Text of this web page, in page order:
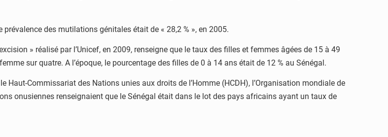
des mutilations génitales était de « 28,2 % », en 2005.
» réalisé par l’Unicef, en 2009, renseigne que le taux des filles et femmes âgées de 15 à 49
sur quatre. A l’époque, le pourcentage des filles de 0 à 14 ans était de 12 % au Sénégal.
Commissariat des Nations unies aux droits de l’Homme (HCDH), l’Organisation mondiale de
onusiennes renseignaient que le Sénégal était dans le lot des pays africains ayant un taux de